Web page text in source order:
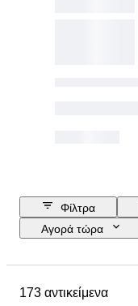
Φίλτρα
Αγορά τώρα
Country of origin
173 αντικείμενα